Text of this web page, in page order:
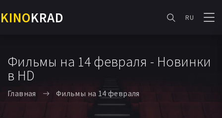
KINOKRAD RU
Фильмы на 14 февраля - Новинки
в HD
Главная Фильмы на 14 февраля